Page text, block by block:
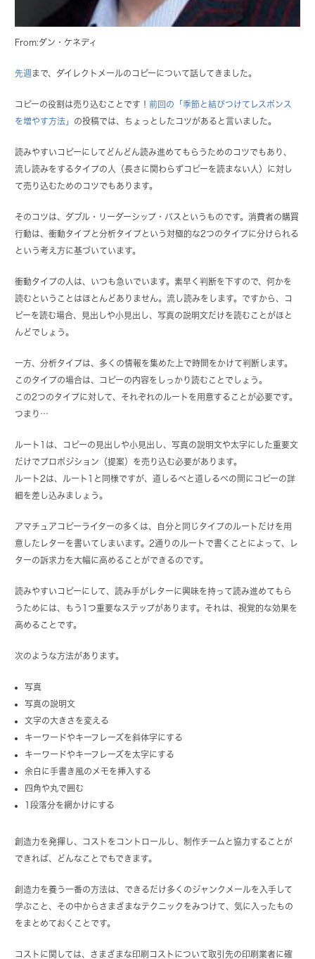
From:ダン・ケネディ
先週 まで、ダイレクトメールのコピーについて話してきました。
コピーの役割は売り込むことです！前回の「季節と結びつけてレスポンス
を増やす方法」 の投稿では、ちょっとしたコツがあると言いました。
読みやすいコピーにしてどんどん読み進めてもらうためのコツでもあり、
流し読みをするタイプの人（長さに関わらずコピーを読まない人）に対し
て売り込むためのコツでもあります。
そのコツは、ダブル・リーダーシップ・パスというものです。消費者の購買
行動は、衝動タイプと分析タイプという対極的な2つのタイプに分けられる
という考え方に基づいています。
衝動タイプの人は、いつも急いでいます。素早く判断を下すので、何かを
読むということはほとんどありません。流し読みをします。ですから、コ
ピーを読む場合、見出しや小見出し、写真の説明文だけを読むことがほと
んどでしょう。
一方、分析タイプは、多くの情報を集めた上で時間をかけて判断します。
このタイプの場合は、コピーの内容をしっかり読むことでしょう。
この2つのタイプに対して、それぞれのルートを用意することが必要です。
つまり…
ルート1は、コピーの見出しや小見出し、写真の説明文や太字にした重要文
だけでプロポジション（提案）を売り込む必要があります。
ルート2は、ルート1と同様ですが、道しるべと道しるべの間にコピーの詳
細を差し込みましょう。
アマチュアコピーライターの多くは、自分と同じタイプのルートだけを用
意したレターを書いてしまいます。2通りのルートで書くことによって、レ
ターの訴求力を大幅に高めることができるのです。
読みやすいコピーにして、読み手がレターに興味を持って読み進めてもら
うためには、もう1つ重要なステップがあります。それは、視覚的な効果を
高めることです。
次のような方法があります。
写真
写真の説明文
文字の大きさを変える
キーワードやキーフレーズを斜体字にする
キーワードやキーフレーズを太字にする
余白に手書き風のメモを挿入する
四角や丸で囲む
1段落分を網かけにする
創造力を発揮し、コストをコントロールし、制作チームと協力することが
できれば、どんなことでもできます。
創造力を養う一番の方法は、できるだけ多くのジャンクメールを入手して
学ぶこと、その中からさまざまなテクニックをみつけて、気に入ったもの
をまとめておくことです。
コストに関しては、さまざまな印刷コストについて取引先の印刷業者に確